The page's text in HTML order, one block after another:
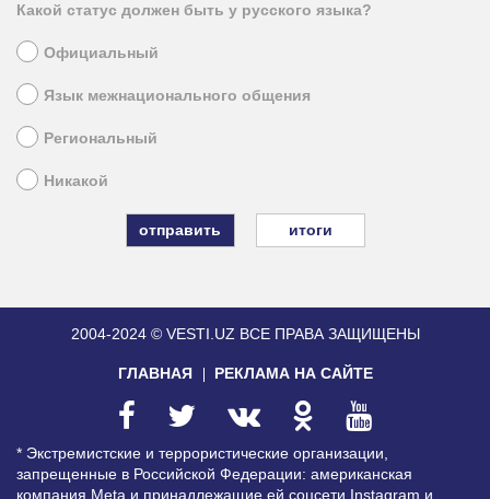
Какой статус должен быть у русского языка?
Официальный
Язык межнационального общения
Региональный
Никакой
итоги
2004-2024 © VESTI.UZ ВСЕ ПРАВА ЗАЩИЩЕНЫ
ГЛАВНАЯ РЕКЛАМА НА САЙТЕ
* Экстремистские и террористические организации,
запрещенные в Российской Федерации: американская
компания Meta и принадлежащие ей соцсети Instagram и